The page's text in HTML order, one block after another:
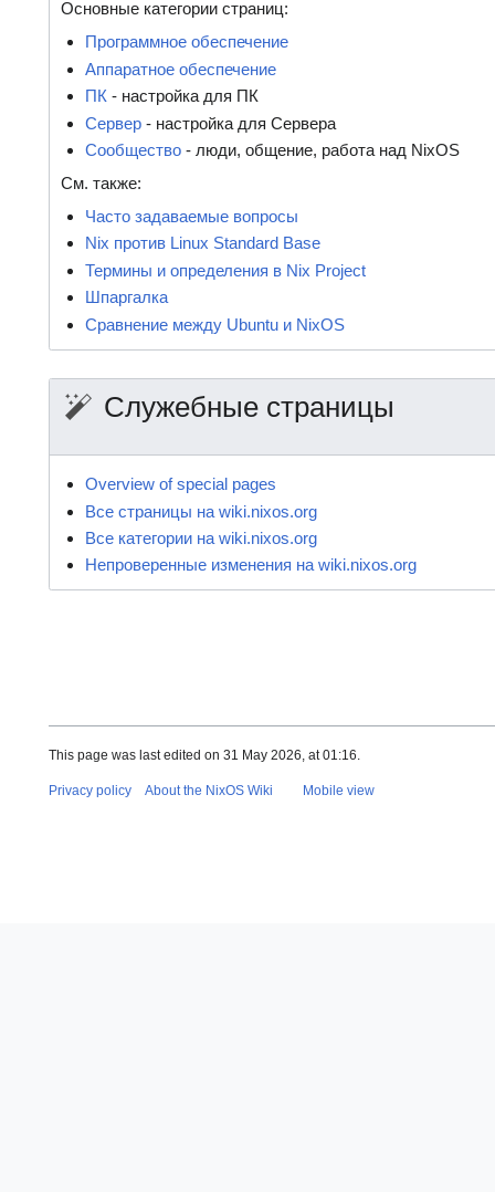
Основные категории страниц:
Программное обеспечение
Аппаратное обеспечение
ПК - настройка для ПК
Сервер- настройка для Сервера
Сообщество- люди, общение, работа над NixOS
См. также:
Часто задаваемые вопросы
Nix против Linux Standard Base
Термины и определения в Nix Project
Шпаргалка
Сравнение между Ubuntu и NixOS
Служебные страницы
Overview of special pages
Все страницы на wiki.nixos.org
Все категории на wiki.nixos.org
Непроверенные изменения на wiki.nixos.org
This page was last edited on 31 May 2026, at 01:16.
Privacy policy About the NixOS Wiki Mobile view